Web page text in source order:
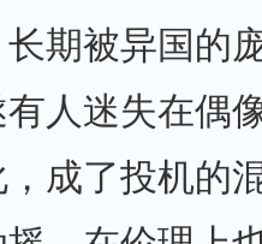
期被异国的
人迷失在偶
成了投机的